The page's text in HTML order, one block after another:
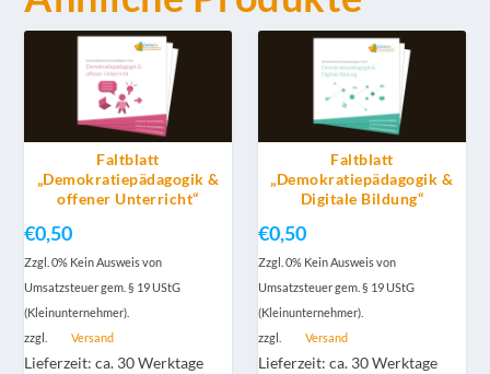
Faltblatt
„Demokratiepädagogik &
offener Unterricht“
€0,50
Zzgl. 0% Kein Ausweis von
Umsatzsteuer gem. § 19 UStG
(Kleinunternehmer).
zzgl.
Versand
Lieferzeit: ca. 30 Werktage
Faltblatt
„Demokratiepädagogik &
Digitale Bildung“
€0,50
Zzgl. 0% Kein Ausweis von
Umsatzsteuer gem. § 19 UStG
(Kleinunternehmer).
zzgl.
Versand
Lieferzeit: ca. 30 Werktage